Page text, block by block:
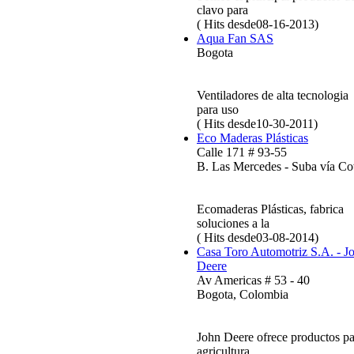
clavo para
( Hits desde08-16-2013)
Aqua Fan SAS
Bogota
Ventiladores de alta tecnologia
para uso
( Hits desde10-30-2011)
Eco Maderas Plásticas
Calle 171 # 93-55
B. Las Mercedes - Suba vía
Ecomaderas Plásticas, fabrica
soluciones a la
( Hits desde03-08-2014)
Casa Toro Automotriz S.A. -
Deere
Av Americas # 53 - 40
Bogota, Colombia
John Deere ofrece productos
agricultura,